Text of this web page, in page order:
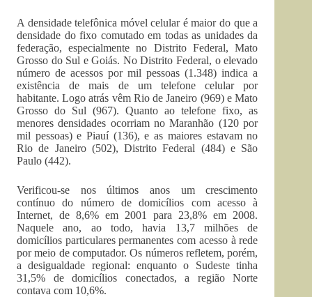
A densidade telefônica móvel celular é maior do que a
densidade do fixo comutado em todas as unidades da
federação, especialmente no Distrito Federal, Mato
Grosso do Sul e Goiás. No Distrito Federal, o elevado
número de acessos por mil pessoas (1.348) indica a
existência de mais de um telefone celular por
habitante. Logo atrás vêm Rio de Janeiro (969) e Mato
Grosso do Sul (967). Quanto ao telefone fixo, as
menores densidades ocorriam no Maranhão (120 por
mil pessoas) e Piauí (136), e as maiores estavam no
Rio de Janeiro (502), Distrito Federal (484) e São
Paulo (442).
Verificou-se nos últimos anos um crescimento
contínuo do número de domicílios com acesso à
Internet, de 8,6% em 2001 para 23,8% em 2008.
Naquele ano, ao todo, havia 13,7 milhões de
domicílios particulares permanentes com acesso à rede
por meio de computador. Os números refletem, porém,
a desigualdade regional: enquanto o Sudeste tinha
31,5% de domicílios conectados, a região Norte
contava com 10,6%.